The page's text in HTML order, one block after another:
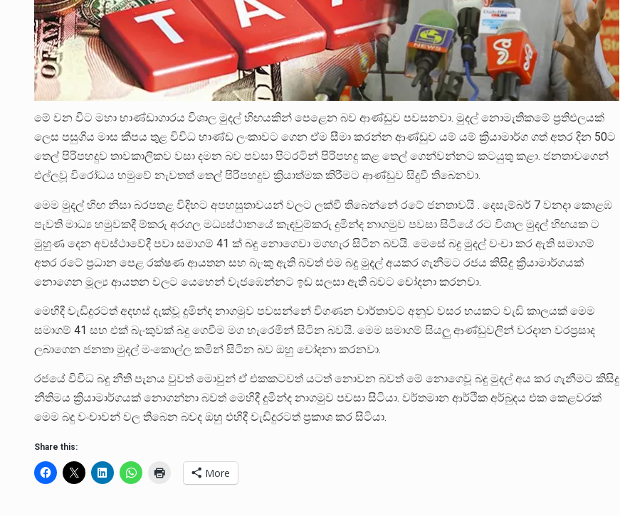
මේ වන විට මහා භාණ්ඩාගාරය විශාල මුදල් හිඟයකින් පෙළෙන බව ආණ්ඩුව පවසනවා. මුදල් නොමැතිකමේ ප්‍රතිඵලයක්
ලෙස පසුගිය මාස කීපය තුළ විවිධ භාණ්ඩ ලංකාවට ගෙන ඒම සීමා කරන්න ආණ්ඩුව යම් යම් ක්‍රියාමාර්ග ගත් අතර දින 50ට
තෙල් පිරිපහදුව තාවකාලිකව වසා දමන බව පවසා පිටරටින් පිරිපහදු කළ තෙල් ගෙන්වන්නට කටයුතු කළා. ජනතාවගෙන්
එල්ලවූ විරෝධය හමුවේ නැවතත් තෙල් පිරිපහදුව ක්‍රියාත්මක කිරීමට ආණ්ඩුව සිදුවී තිබෙනවා.
මෙම මුදල් හිඟ නිසා බරපතළ විදිහට අපහසුතාවයන් වලට ලක්වී තිබෙන්නේ රටේ ජනතාවයි . දෙසැම්බර් 7 වනදා කොළඹ
පැවති මාධ්‍ය හමුවකදී ම්කරු අරගල මධ්‍යස්ථානයේ කැඳවුම්කරු දුමින්ද නාගමුව පවසා සිටියේ රට විශාල මුදල් හිඟයක ට
මුහුණ දෙන අවස්ථාවේදී පවා සමාගම් 41 ක් බදු නොගෙවා මගහැර සිටින බවයි. මෙසේ බදු මුදල් වංචා කර ඇති සමාගම්
අතර රටේ ප්‍රධාන පෙළ රක්ෂණ ආයතන සහ බැංකු ඇති බවත් එම බදු මුදල් අයකර ගැනීමට රජය කිසිදු ක්‍රියාමාර්ගයක්
නොගෙන මූල්‍ය ආයතන වලට යෙහෙන් වැජඹෙන්නට ඉඩ සලසා ඇති බවට චෝදනා කරනවා.
මෙහිදී වැඩිදුරටත් අදහස් දැක්වූ දුමින්ද නාගමුව පවසන්නේ විගණන වාර්තාවට අනුව වසර හයකට වැඩි කාලයක් මෙම
සමාගම් 41 සහ එක් බැංකුවක් බදු ගෙවීම මග හැරෙමින් සිටින බවයි. මෙම සමාගම් සියලු ආණ්ඩුවලින් වරදාන වරප්‍රසාද
ලබාගෙන ජනතා මුදල් මංකොල්ල කමින් සිටින බව ඔහු චෝදනා කරනවා.
රජයේ විවිධ බදු නීති පැනය වුවත් මොවුන් ඒ එකකටවත් යටත් නොවන බවත් මේ නොගෙවූ බදු මුදල් අය කර ගැනීමට කිසිදු
නීතිමය ක්‍රියාමාර්ගයක් නොගන්නා බවත් මෙහිදී දුමින්ද නාගමුව පවසා සිටියා. වර්තමාන ආර්ථික අර්බුදය එක කෙළවරක්
මෙම බදු වංචාවන් වල තිබෙන බවද ඔහු එහිදී වැඩිදුරටත් ප්‍රකාශ කර සිටියා.
Share this:
More